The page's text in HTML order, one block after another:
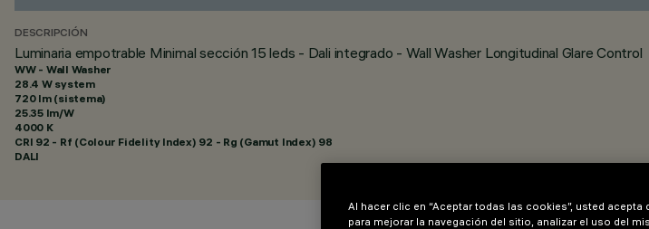
DESCRIPCIÓN
Luminaria empotrable Minimal sección 15 leds - Dali integrado - Wall Washer Longitudinal Glare Control
WW - Wall Washer
28.4 W system
720 lm (sistema)
25.35 lm/W
4000 K
CRI 92 - Rf (Colour Fidelity Index) 92 - Rg (Gamut Index) 98
DALI
Al hacer clic en “Aceptar todas las cookies”, usted
para mejorar la navegación del sitio, analizar el uso del